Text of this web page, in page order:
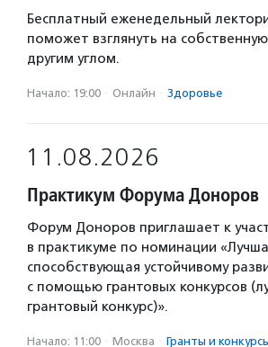
Бесплатный еженедельный
поможет взглянуть на
другим углом.
Начало: 19:00 · Онлайн · Здоровье
11.08.2026
Практикум Форума Доноров
Форум Доноров приглашает к
в практикуме по номинации
способствующая устойчивому
с помощью грантовых конкурсов
грантовый конкурс)».
Начало: 11:00 · Москва · Гранты и